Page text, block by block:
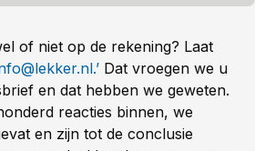
of niet op de rekening? Laat
Dat vroegen we u
en dat hebben we geweten.
reacties binnen, we
en zijn tot de conclusie